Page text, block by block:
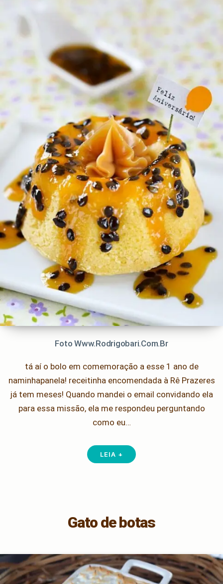
Foto Www.rodrigobari.com.br
tá aí o bolo em comemoração a esse 1 ano de
naminhapanela! receitinha encomendada à Rê Prazeres
já tem meses! Quando mandei o email convidando ela
para essa missão, ela me respondeu perguntando
como eu…
LEIA +
Gato de botas